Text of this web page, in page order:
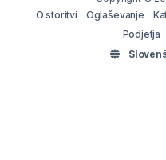
O storitvi
Oglaševanje
Podjetja